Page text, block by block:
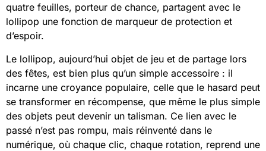
quatre feuilles, porteur de chance, partagent avec le
lollipop une fonction de marqueur de protection et
d’espoir.
Le lollipop, aujourd’hui objet de jeu et de partage lors
des fêtes, est bien plus qu’un simple accessoire : il
incarne une croyance populaire, celle que le hasard peut
se transformer en récompense, que même le plus simple
des objets peut devenir un talisman. Ce lien avec le
passé n’est pas rompu, mais réinventé dans le
numérique, où chaque clic, chaque rotation, reprend une